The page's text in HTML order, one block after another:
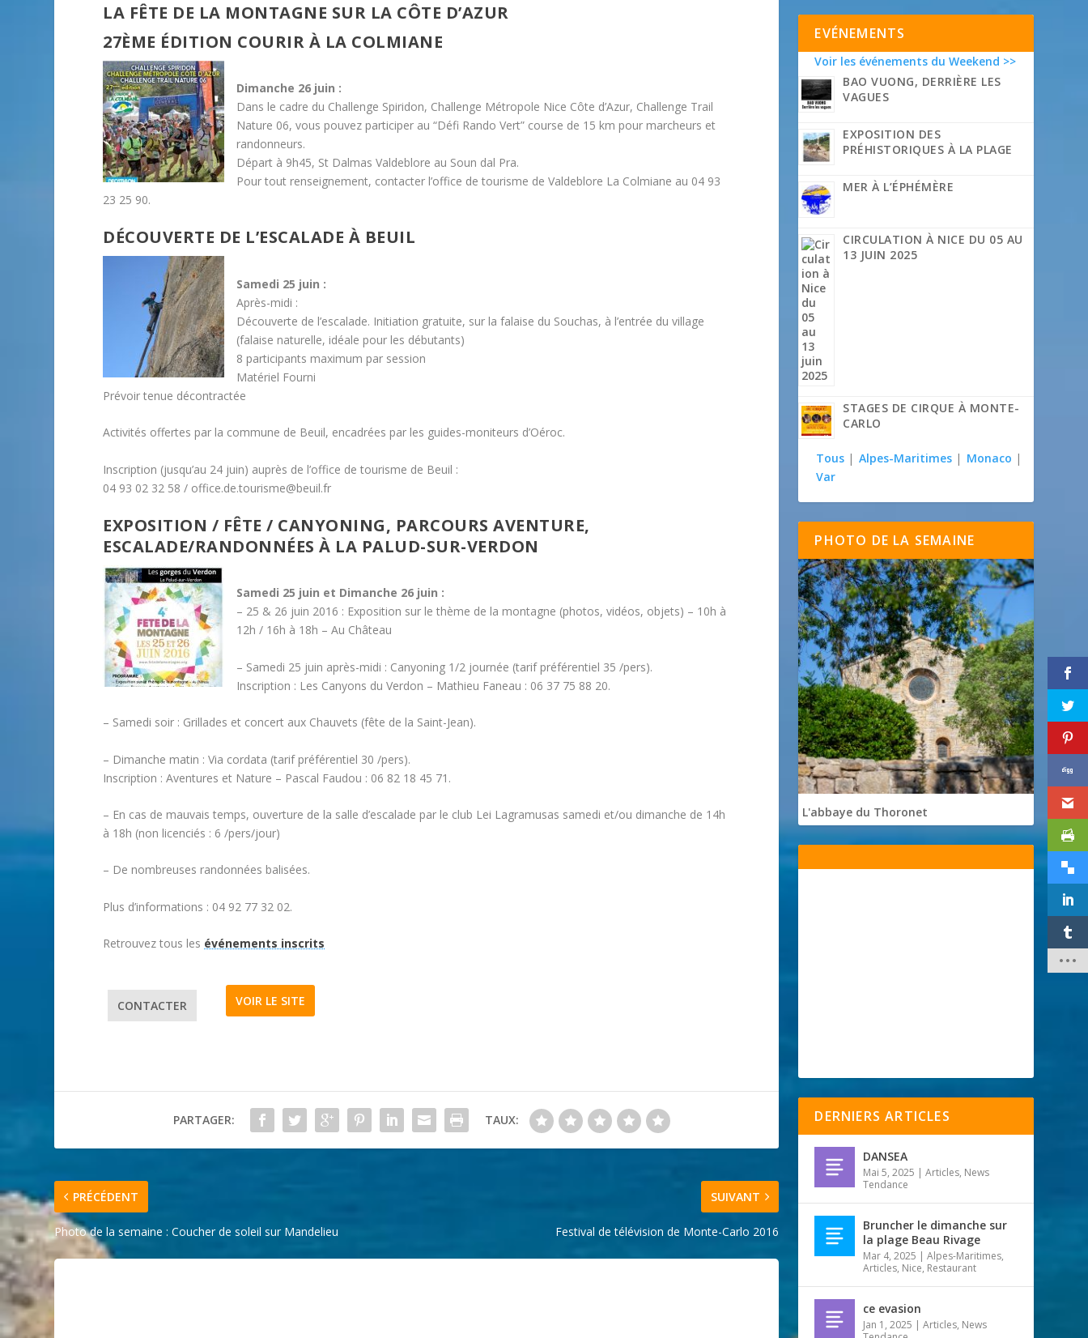
LA FÊTE DE LA MONTAGNE SUR LA CÔTE D’AZUR
27ÈME ÉDITION COURIR À LA COLMIANE
Dimanche 26 juin :
Dans le cadre du Challenge Spiridon, Challenge Métropole Nice Côte d’Azur, Challenge Trail
Nature 06, vous pouvez participer au “Défi Rando Vert” course de 15 km pour marcheurs et
randonneurs.
Départ à 9h45, St Dalmas Valdeblore au Soun dal Pra.
Pour tout renseignement, contacter l’office de tourisme de Valdeblore La Colmiane au 04 93
23 25 90.
DÉCOUVERTE DE L’ESCALADE À BEUIL
Samedi 25 juin :
Après-midi :
Découverte de l’escalade. Initiation gratuite, sur la falaise du Souchas, à l’entrée du village
(falaise naturelle, idéale pour les débutants)
8 participants maximum par session
Matériel Fourni
Prévoir tenue décontractée
Activités offertes par la commune de Beuil, encadrées par les guides-moniteurs d’Oéroc.
Inscription (jusqu’au 24 juin) auprès de l’office de tourisme de Beuil :
04 93 02 32 58 / office.de.tourisme@beuil.fr
EXPOSITION / FÊTE / CANYONING, PARCOURS AVENTURE,
ESCALADE/RANDONNÉES À LA PALUD-SUR-VERDON
Samedi 25 juin et Dimanche 26 juin :
– 25 & 26 juin 2016 : Exposition sur le thème de la montagne (photos, vidéos, objets) – 10h à
12h / 16h à 18h – Au Château
– Samedi 25 juin après-midi : Canyoning 1/2 journée (tarif préférentiel 35 /pers).
Inscription : Les Canyons du Verdon – Mathieu Faneau : 06 37 75 88 20.
– Samedi soir : Grillades et concert aux Chauvets (fête de la Saint-Jean).
– Dimanche matin : Via cordata (tarif préférentiel 30 /pers).
Inscription : Aventures et Nature – Pascal Faudou : 06 82 18 45 71.
– En cas de mauvais temps, ouverture de la salle d’escalade par le club Lei Lagramusas samedi et/ou dimanche de 14h
à 18h (non licenciés : 6 /pers/jour)
– De nombreuses randonnées balisées.
Plus d’informations : 04 92 77 32 02.
Retrouvez tous les événements inscrits
CONTACTER VOIR LE SITE
PARTAGER: TAUX:
PRÉCÉDENT
Photo de la semaine : Coucher de soleil sur Mandelieu
SUIVANT
Festival de télévision de Monte-Carlo 2016
EVÉNEMENTS
Voir les événements du Weekend >>
BAO VUONG, DERRIÈRE LES
VAGUES
EXPOSITION DES
PRÉHISTORIQUES À LA PLAGE
MER À L’ÉPHÉMÈRE
CIRCULATION À NICE DU 05 AU
13 JUIN 2025
STAGES DE CIRQUE À MONTE-
CARLO
Tous | Alpes-Maritimes | Monaco |
Var
PHOTO DE LA SEMAINE
L'abbaye du Thoronet
DERNIERS ARTICLES
DANSEA
Mai 5, 2025 |Articles, News
Tendance
Bruncher le dimanche sur
la plage Beau Rivage
Mar 4, 2025 |Alpes-Maritimes,
Articles, Nice, Restaurant
ce evasion
Jan 1, 2025 |Articles, News